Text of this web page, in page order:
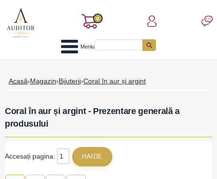
0
Meniu
Acasă›Magazin›Bijuterii›Coral în aur și argint
Coral în aur și argint - Prezentare generală a
produsului
Accesați pagina: